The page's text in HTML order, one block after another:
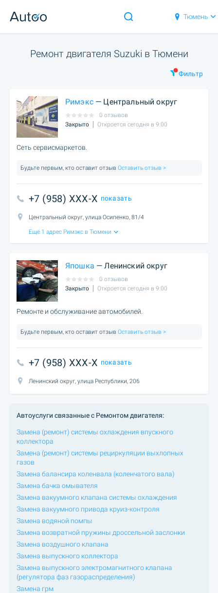
Тюмень
Ремонт двигателя Suzuki в Тюмени
Фильтр
Римэкс— Центральный округ
0 отзывов
Закрыто
Откроется сегодня в 9:00
Сеть сервисмаркетов.
Будьте первым, кто оставит отзыв Оставить отзыв >
+7 (958) XXX-X показать
Центральный округ, улица Осипенко, 81/4
Ещё 1 адрес Римэкс в Тюмени
Япошка — Ленинский округ
0 отзывов
Закрыто
Откроется сегодня в 9:00
Ремонте и обслуживание автомобилей.
Будьте первым, кто оставит отзыв Оставить отзыв >
+7 (958) XXX-X показать
Ленинский округ, улица Республики, 206
Автоуслуги связанные с Ремонтом двигателя:
Замена (ремонт) системы охлаждения впускного
коллектора
Замена (ремонт) системы рециркуляции выхлопных
газов
Замена балансира коленвала (коленчатого вала)
Замена бачка омывателя
Замена вакуумного клапана системы охлаждения
Замена вакуумного привода круиз-контроля
Замена водяной помпы
Замена возвратной пружины дроссельной заслонки
Замена воздушного клапана
Замена выпускного коллектора
Замена выпускного электромагнитного клапана
(регулятора фаз газораспределения)
Замена грм